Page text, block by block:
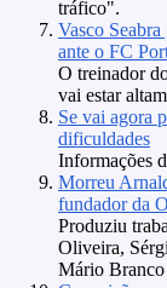
tráfico".
Vasco
ante o FC
O treinador
vai estar
Se vai agora
dificuldades
Informações
Morreu
fundador da
Produziu
Oliveira,
Mário Branco